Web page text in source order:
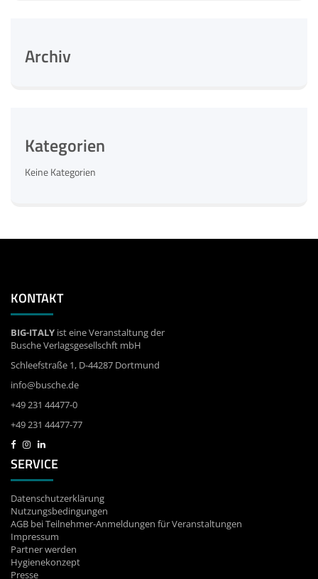
Archiv
Kategorien
Keine Kategorien
KONTAKT
BIG-ITALY ist eine Veranstaltung der
Busche Verlagsgesellschft mbH
Schleefstraße 1, D-44287 Dortmund
info@busche.de
+49 231 44477-0
+49 231 44477-77
SERVICE
Datenschutzerklärung
Nutzungsbedingungen
AGB bei Teilnehmer-Anmeldungen für Veranstaltungen
Impressum
Partner werden
Hygienekonzept
Presse